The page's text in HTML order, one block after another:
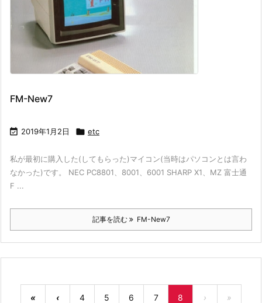
FM-New7
 2019年1月2日  etc
私が最初に購入した(してもらった)マイコン(当時はパソコンとは言わ
なかった)です。 NEC PC8801、8001、6001 SHARP X1、MZ 富士通
F ...
記事を読む FM-New7
« ‹ 4 5 6 7 8 › »